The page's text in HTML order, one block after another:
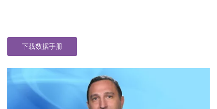
下载数据手册